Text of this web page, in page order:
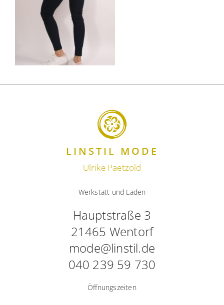
Werkstatt und Laden
Hauptstraße 3
21465 Wentorf
mode@linstil.de
040 239 59 730
LINSTIL MODE
Ulrike Paetzold
Öffnungszeiten